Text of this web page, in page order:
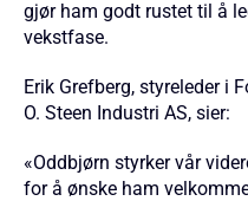
gjør ham godt rustet til å
vekstfase.
Erik Grefberg, styreleder i
O. Steen Industri AS, sier:
«Oddbjørn styrker vår
for å ønske ham